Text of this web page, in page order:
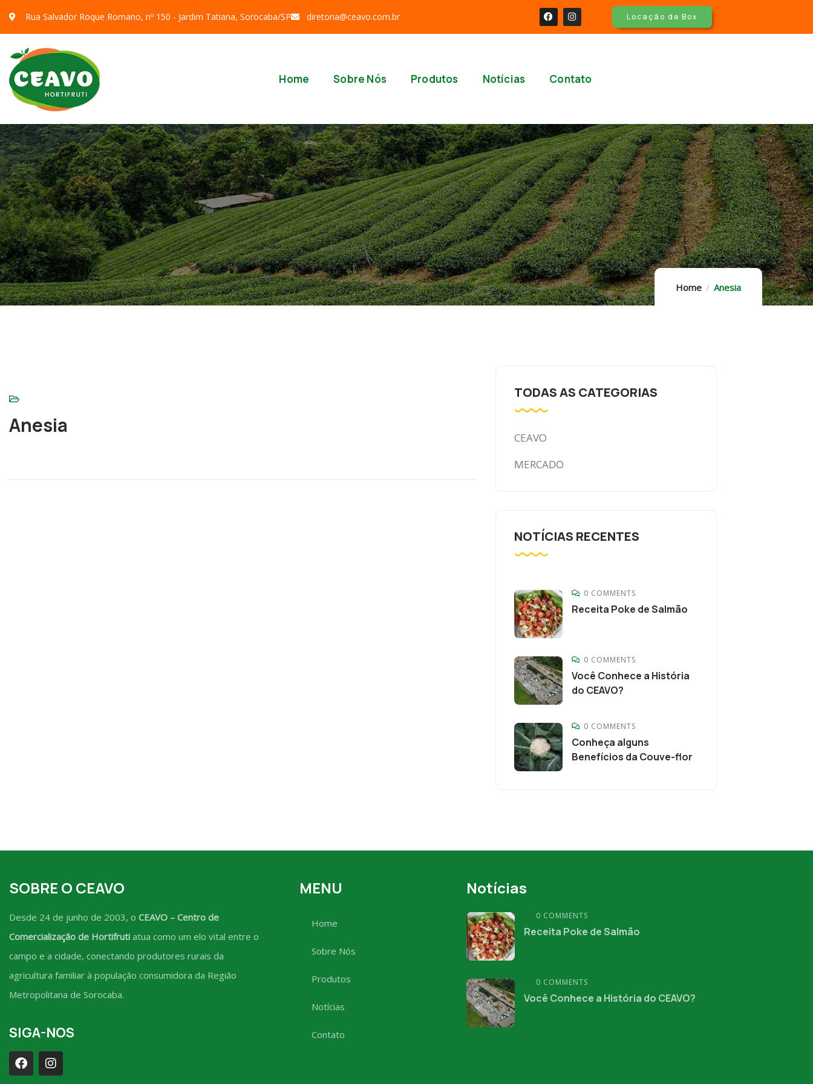
Rua Salvador Roque Romano, nº 150 - Jardim Tatiana, Sorocaba/SP diretoria@ceavo.com.br Locação de Box
Home Sobre Nós Produtos Notícias Contato
Home Anesia
Anesia
TODAS AS CATEGORIAS
CEAVO
MERCADO
NOTÍCIAS RECENTES
0 COMMENTS
Receita Poke de Salmão
0 COMMENTS
Você Conhece a História
do CEAVO?
0 COMMENTS
Conheça alguns
Benefícios da Couve-flor
SOBRE O CEAVO
Desde 24 de junho de 2003, o CEAVO – Centro de
Comercialização de Hortifruti atua como um elo vital entre o
campo e a cidade, conectando produtores rurais da
agricultura familiar à população consumidora da Região
Metropolitana de Sorocaba.
SIGA-NOS
MENU
Home
Sobre Nós
Produtos
Notícias
Contato
Notícias
0 COMMENTS
Receita Poke de Salmão
0 COMMENTS
Você Conhece a História do CEAVO?